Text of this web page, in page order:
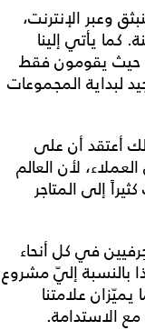
وعبر الإنترنت،
يأتي إلينا
حيث يقومون فقط
لبداية المجموعات
أعتقد أن على
لأن العالم
إلى المتاجر
في كل أنحاء
بالنسبة إليّ مشروع
علامتنا
مع الاستدامة.